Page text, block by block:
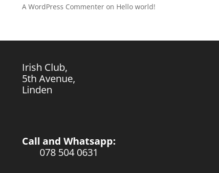
A WordPress Commenteron Hello world!
Irish Club,
5th Avenue,
Linden
Call and Whatsapp:
078 504 0631